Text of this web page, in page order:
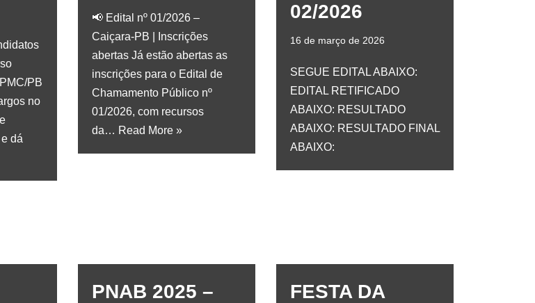
PB
no
dá
📢 Edital nº 01/2026 –
Caiçara-PB | Inscrições
abertas Já estão abertas as
inscrições para o Edital de
Chamamento Público nº
01/2026, com recursos
da… Read More »
02/2026
16 de março de 2026
SEGUE EDITAL ABAIXO:
EDITAL RETIFICADO
ABAIXO: RESULTADO
ABAIXO: RESULTADO FINAL
ABAIXO:
PNAB 2025 –
FESTA DA